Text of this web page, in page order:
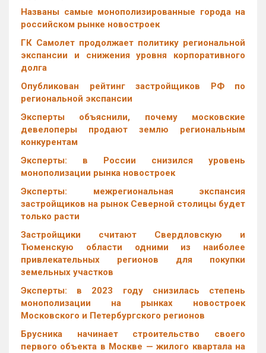
Названы самые монополизированные города на
российском рынке новостроек
ГК Самолет продолжает политику региональной
экспансии и снижения уровня корпоративного
долга
Опубликован рейтинг застройщиков РФ по
региональной экспансии
Эксперты объяснили, почему московские
девелоперы продают землю региональным
конкурентам
Эксперты: в России снизился уровень
монополизации рынка новостроек
Эксперты: межрегиональная экспансия
застройщиков на рынок Северной столицы будет
только расти
Застройщики считают Свердловскую и
Тюменскую области одними из наиболее
привлекательных регионов для покупки
земельных участков
Эксперты: в 2023 году снизилась степень
монополизации на рынках новостроек
Московского и Петербургского регионов
Брусника начинает строительство своего
первого объекта в Москве — жилого квартала на